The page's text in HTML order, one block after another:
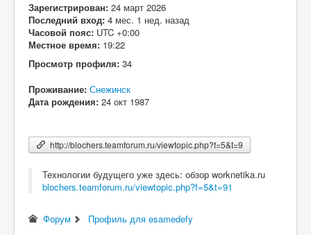
Зарегистрирован: 24 март 2026
Последний вход: 4 мес. 1 нед. назад
Часовой пояс: UTC +0:00
Местное время: 19:22
Просмотр профиля: 34
Проживание: Снежинск
Дата рождения: 24 окт 1987
http://blochers.teamforum.ru/viewtopic.php?f=5&t=9
Технологии будущего уже здесь: обзор worknetika.ru
blochers.teamforum.ru/viewtopic.php?f=5&t=91
Форум Профиль для esamedefy